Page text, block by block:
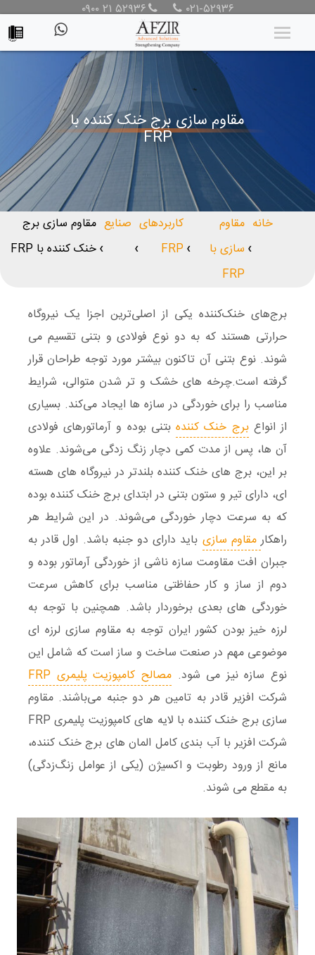
۰۲۱-۵۲۹۳۶ ۰۹۰۰ ۲۱ ۵۲۹۳۶
مقاوم سازی برج خنک کننده با
FRP
خانه
❯
مقاوم
سازی با
FRP
❯
کاربردهای
FRP
❯
صنایع
❯
مقاوم سازی برج
خنک کننده با FRP
برج‌های خنک‌کننده یکی از اصلی‌ترین اجزا یک نیروگاه
حرارتی هستند که به دو نوع فولادی و بتنی تقسیم می
شوند. نوع بتنی آن تاکنون بیشتر مورد توجه طراحان قرار
گرفته است.چرخه های خشک و تر شدن متوالی، شرایط
مناسب را برای خوردگی در سازه ها ایجاد می‌کند. بسیاری
از انواعبرج خنک کنندهبتنی بوده و آرماتورهای فولادی
آن ها، پس از مدت کمی دچار زنگ زدگی می‌شوند. علاوه
بر این، برج های خنک کننده بلندتر در نیروگاه های هسته
ای، دارای تیر و ستون بتنی در ابتدای برج خنک کننده بوده
که به سرعت دچار خوردگی می‌شوند. در این شرایط هر
راهکارمقاوم سازی باید دارای دو جنبه باشد. اول قادر به
جبران افت مقاومت سازه ناشی از خوردگی آرماتور بوده و
دوم از ساز و کار حفاظتی مناسب برای کاهش سرعت
خوردگی های بعدی برخوردار باشد. همچنین با توجه به
لرزه خیز بودن کشور ایران توجه به مقاوم سازی لرزه ای
موضوعی مهم در صنعت ساخت و ساز است که شامل این
نوع سازه نیز می شود.مصالح کامپوزیت پلیمری FRP
شرکت افزیر قادر به تامین هر دو جنبه می‌باشند. مقاوم
سازی برج خنک کننده با لایه های کامپوزیت پلیمری FRP
شرکت افزیر با آب بندی کامل المان های برج خنک کننده،
مانع از ورود رطوبت و اکسیژن (یکی از عوامل زنگ‌زدگی)
به مقطع می شوند.